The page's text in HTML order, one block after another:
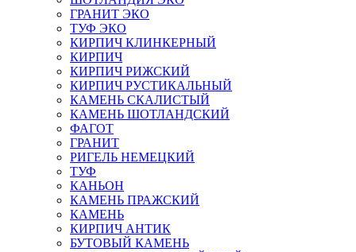
ГРАНИТ ЭКО
ТУФ ЭКО
КИРПИЧ КЛИНКЕРНЫЙ
КИРПИЧ
КИРПИЧ РИЖСКИЙ
КИРПИЧ РУСТИКАЛЬНЫЙ
КАМЕНЬ СКАЛИСТЫЙ
КАМЕНЬ ШОТЛАНДСКИЙ
ФАГОТ
ГРАНИТ
РИГЕЛЬ НЕМЕЦКИЙ
ТУФ
КАНЬОН
КАМЕНЬ ПРАЖСКИЙ
КАМЕНЬ
КИРПИЧ АНТИК
БУТОВЫЙ КАМЕНЬ